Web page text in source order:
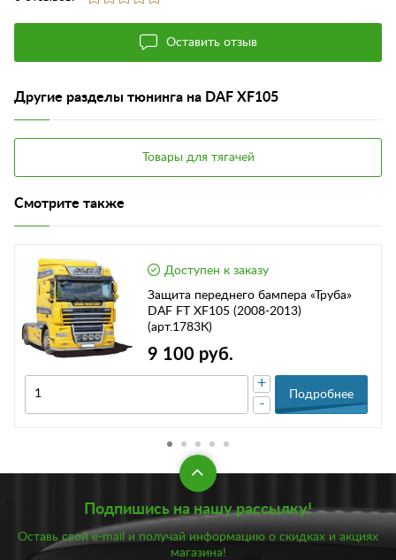
Оставить отзыв
Другие разделы тюнинга на DAF XF105
Товары для тягачей
Смотрите также
Доступен к заказу
Защита переднего бампера «Труба»
DAF FT XF105 (2008-2013)
(арт.1783К)
9 100 руб.
-
+
Подробнее
Подпишись на нашу рассылку!
Оставь свой e-mail и получай информацию о скидках и акциях
магазина!